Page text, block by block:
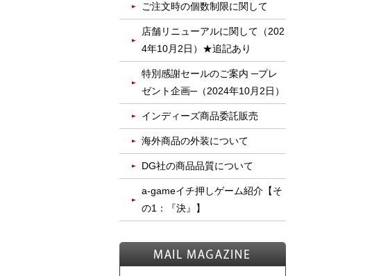
ご注文時の個数制限に関して
店舗リニューアルに関して（202
4年10月2日）★追記あり
特別感謝セールのご案内 ─プレ
ゼント企画─（2024年10月2日）
インディーズ商品委託販売
海外商品の外装について
DG社の商品品質について
a-gameイチ押しゲーム紹介【そ
の1：『決』】